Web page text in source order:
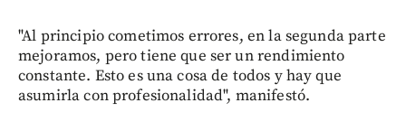
"Al principio cometimos errores, en la segunda parte
mejoramos, pero tiene que ser un rendimiento
constante. Esto es una cosa de todos y hay que
asumirla con profesionalidad", manifestó.